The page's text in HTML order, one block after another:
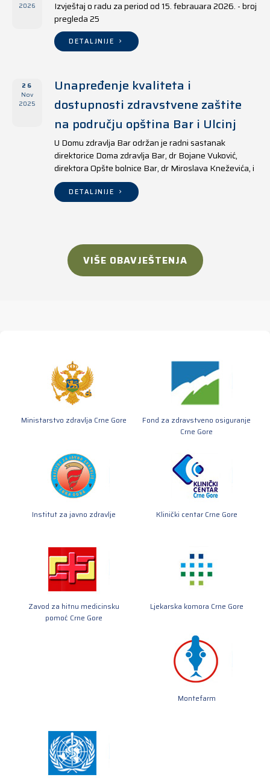
2026
Izvještaj o radu za period od 15. febrauara 2026. - broj
pregleda 25
DETALJNIJE
26
Nov
2025
Unapređenje kvaliteta i
dostupnosti zdravstvene zaštite
na području opština Bar i Ulcinj
U Domu zdravlja Bar održan je radni sastanak
direktorice Doma zdravlja Bar, dr Bojane Vuković,
direktora Opšte bolnice Bar, dr Miroslava Kneževića, i
direktora Doma zdravlja Ulcinj, Kreshnika Mustafe.
DETALJNIJE
VIŠE OBAVJEŠTENJA
Ministarstvo zdravlja Crne Gore
Fond za zdravstveno osiguranje
Crne Gore
Institut za javno zdravlje Klinički centar Crne Gore
Zavod za hitnu medicinsku
pomoć Crne Gore
Ljekarska komora Crne Gore
Montefarm